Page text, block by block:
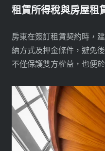
租賃所得稅與房屋租
房東在簽訂租賃契約時，
納方式及押金條件，避免
不僅保護雙方權益，也便